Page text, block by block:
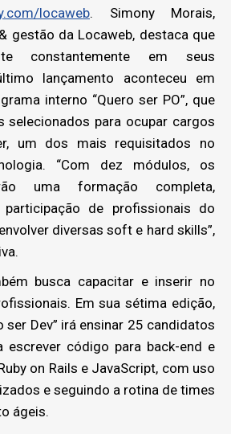
locaweb. Simony Morais,
gestão da Locaweb, destaca que
constantemente em seus
lançamento aconteceu em
interno “Quero ser PO”, que
selecionados para ocupar cargos
um dos mais requisitados no
“Com dez módulos, os
uma formação completa,
de profissionais do
diversas soft e hard skills”,
busca capacitar e inserir no
Em sua sétima edição,
ser Dev” irá ensinar 25 candidatos
código para back-end e
on Rails e JavaScript, com uso
e seguindo a rotina de times
ágeis.